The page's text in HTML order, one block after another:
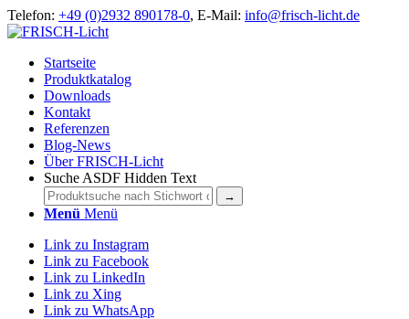
Telefon: +49 (0)2932 890178-0, E-Mail: info@frisch-licht.de
Startseite
Produktkatalog
Downloads
Kontakt
Referenzen
Blog-News
Über FRISCH-Licht
Suche ASDF Hidden Text
Menü Menü
Link zu Instagram
Link zu Facebook
Link zu LinkedIn
Link zu Xing
Link zu WhatsApp